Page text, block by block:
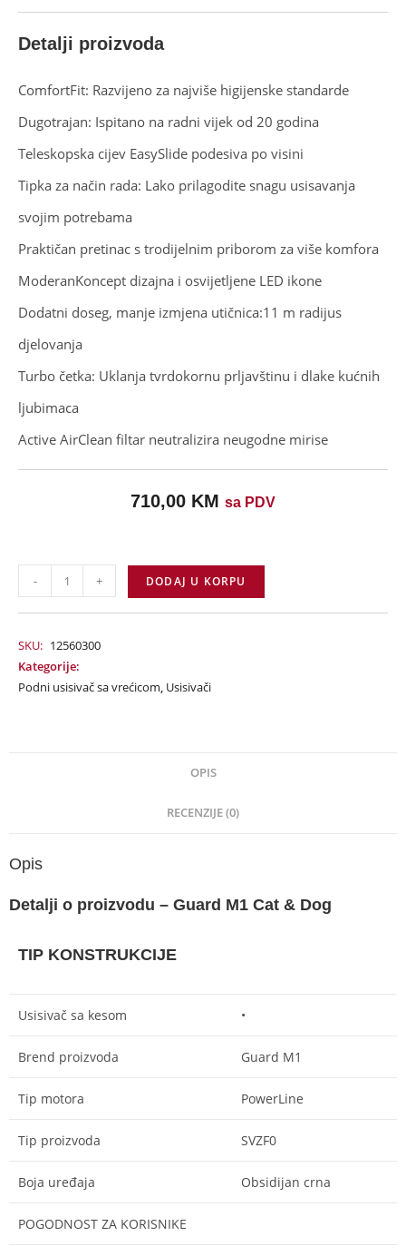
Detalji proizvoda
ComfortFit: Razvijeno za najviše higijenske standarde
Dugotrajan: Ispitano na radni vijek od 20 godina
Teleskopska cijev EasySlide podesiva po visini
Tipka za način rada: Lako prilagodite snagu usisavanja
svojim potrebama
Praktičan pretinac s trodijelnim priborom za više komfora
ModeranKoncept dizajna i osvijetljene LED ikone
Dodatni doseg, manje izmjena utičnica:11 m radijus
djelovanja
Turbo četka: Uklanja tvrdokornu prljavštinu i dlake kućnih
ljubimaca
Active AirClean filtar neutralizira neugodne mirise
710,00 KM sa PDV
- + DODAJ U KORPU
SKU: 12560300
Kategorije:
Podni usisivač sa vrećicom, Usisivači
OPIS
RECENZIJE (0)
Opis
Detalji o proizvodu – Guard M1 Cat & Dog
TIP KONSTRUKCIJE
Usisivač sa kesom •
Brend proizvoda Guard M1
Tip motora PowerLine
Tip proizvoda SVZF0
Boja uređaja Obsidijan crna
POGODNOST ZA KORISNIKE